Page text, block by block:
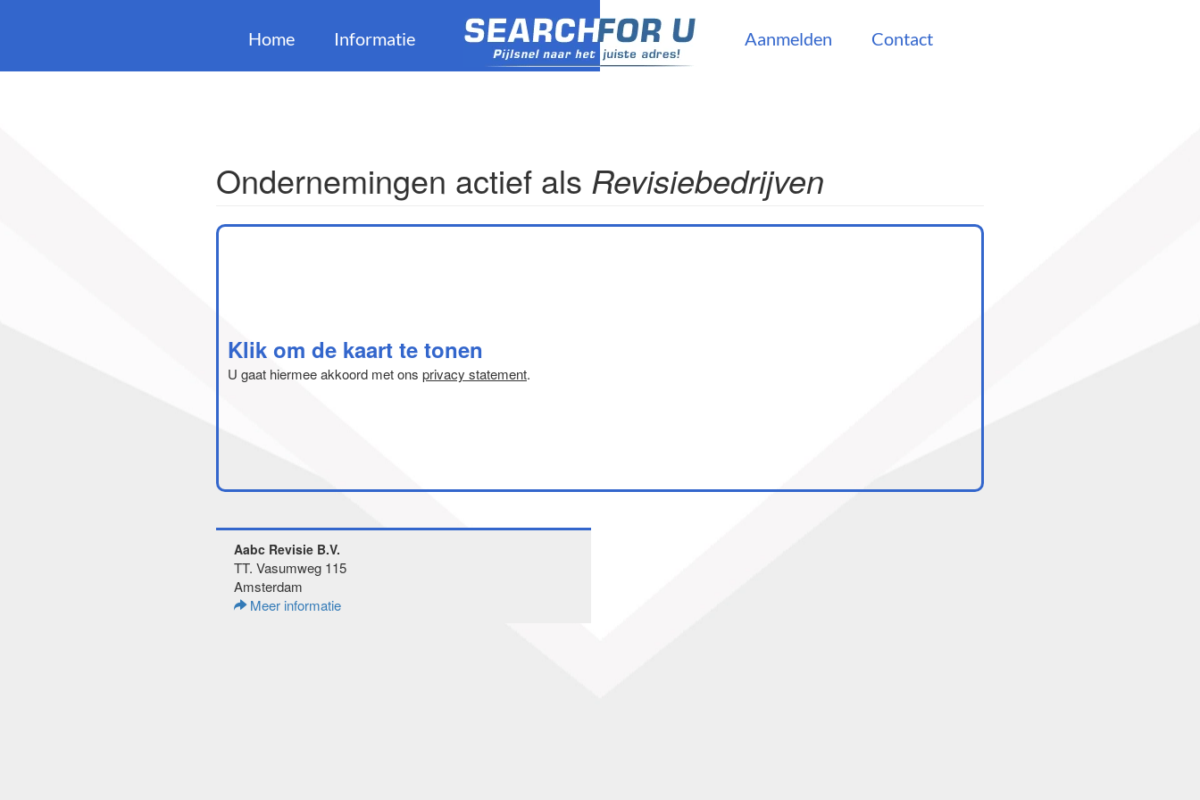
Home Informatie Aanmelden Contact
Ondernemingen actief als Revisiebedrijven
Klik om de kaart te tonen
U gaat hiermee akkoord met ons privacy statement.
Aabc Revisie B.V.
TT. Vasumweg 115
Amsterdam
Meer informatie